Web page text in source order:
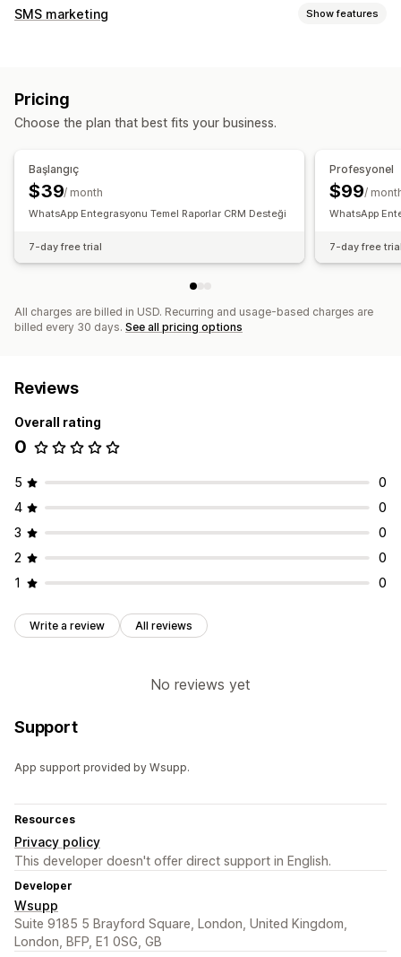
SMS marketing Show features
Workflow automation
Win-back campaigns
Pricing
Choose the plan that best fits your business.
Başlangıç
$39/ month
WhatsApp Entegrasyonu Temel Raporlar CRM Desteği
7-day free trial
Profesyonel
$99/
WhatsApp
7-day free
All charges are billed in USD. Recurring and usage-based charges are
billed every 30 days. See all pricing options
Reviews
Overall rating
0
5
0
4
0
3
0
2
0
1
0
Write a review All reviews
No reviews yet
Support
App support provided by Wsupp.
Resources
Privacy policy
This developer doesn't offer direct support in English.
Developer
Wsupp
Suite 9185 5 Brayford Square, London, United Kingdom,
London, BFP, E1 0SG, GB